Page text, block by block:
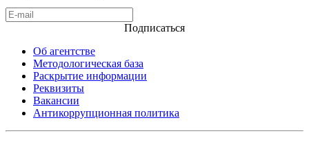
Подписаться
Об агентстве
Методологическая база
Раскрытие информации
Реквизиты
Вакансии
Антикоррупционная политика